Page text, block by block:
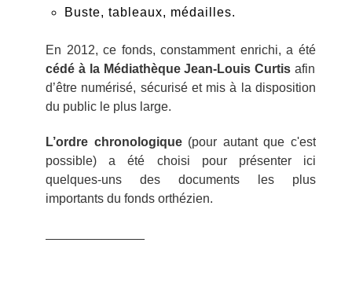
Buste, tableaux, médailles.
En 2012, ce fonds, constamment enrichi, a été
cédé à la Médiathèque Jean-Louis Curtis afin
d’être numérisé, sécurisé et mis à la disposition
du public le plus large.
L’ordre chronologique(pour autant que c'est
possible) a été choisi pour présenter ici
quelques-uns des documents les plus
importants du fonds orthézien.